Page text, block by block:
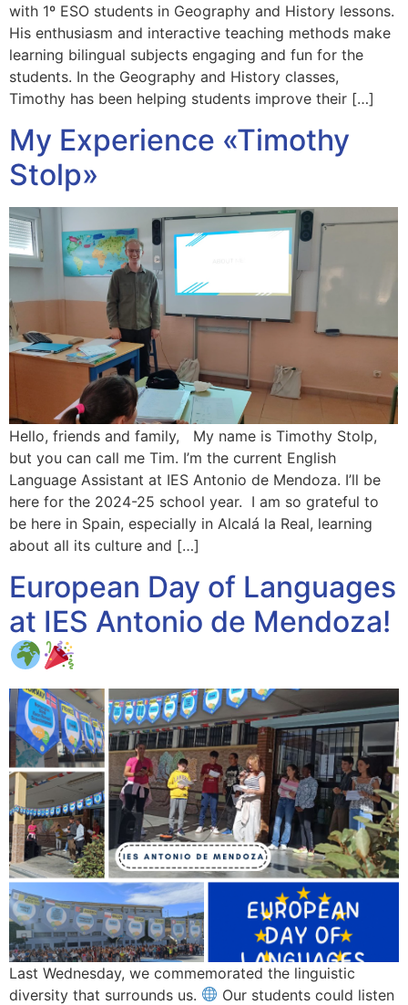
with 1º ESO students in Geography and History lessons.
His enthusiasm and interactive teaching methods make
learning bilingual subjects engaging and fun for the
students. In the Geography and History classes,
Timothy has been helping students improve their […]
My Experience «Timothy
Stolp»
Hello, friends and family, My name is Timothy Stolp,
but you can call me Tim. I’m the current English
Language Assistant at IES Antonio de Mendoza. I’ll be
here for the 2024-25 school year. I am so grateful to
be here in Spain, especially in Alcalá la Real, learning
about all its culture and […]
European Day of Languages
at IES Antonio de Mendoza!
Last Wednesday, we commemorated the linguistic
diversity that surrounds us.
Our students could listen